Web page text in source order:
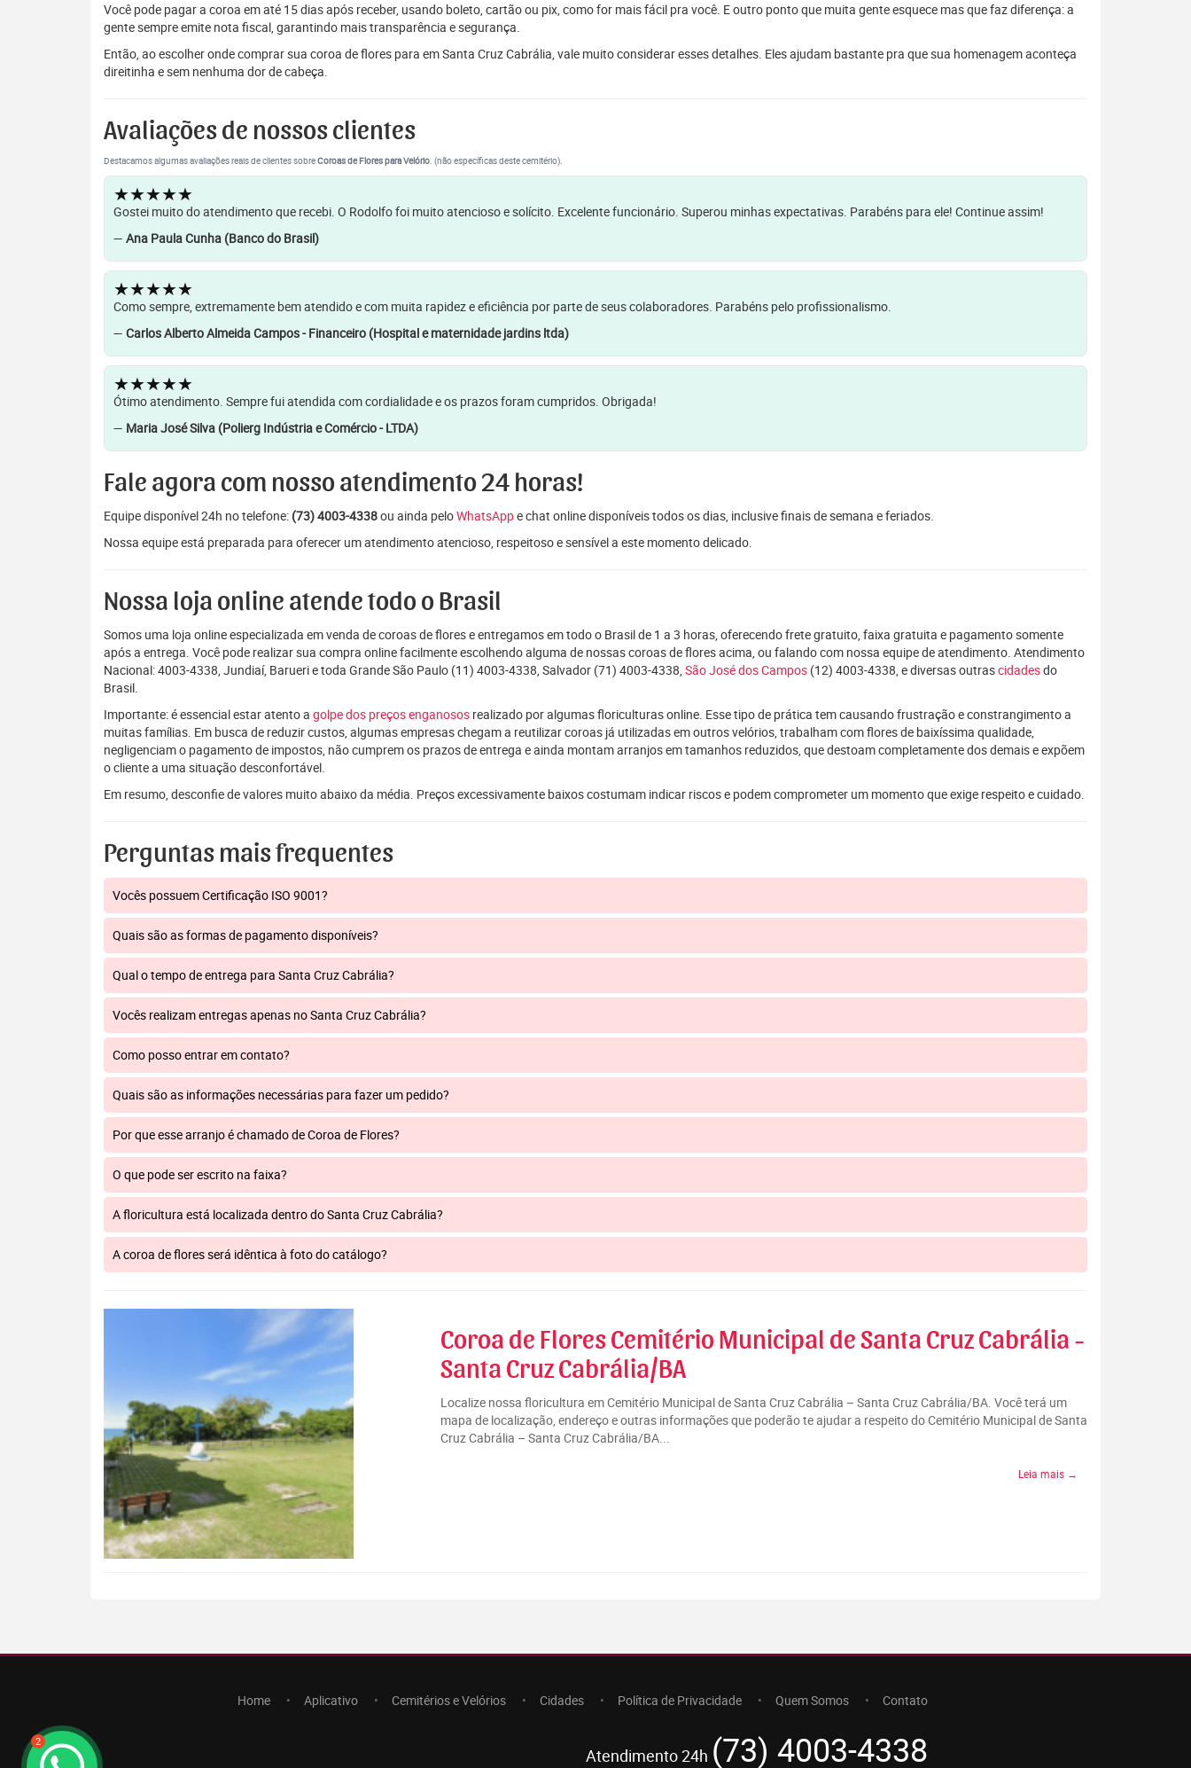
2
Você pode pagar a coroa em até 15 dias após receber, usando boleto, cartão ou pix, como for mais fácil pra você. E outro ponto que muita gente esquece mas que faz diferença: a
gente sempre emite nota fiscal, garantindo mais transparência e segurança.
Então, ao escolher onde comprar sua coroa de flores para em Santa Cruz Cabrália, vale muito considerar esses detalhes. Eles ajudam bastante pra que sua homenagem aconteça
direitinha e sem nenhuma dor de cabeça.
Avaliações de nossos clientes
Destacamos algumas avaliações reais de clientes sobreCoroas de Flores para Velório. (não específicas deste cemitério).
★★★★★
Gostei muito do atendimento que recebi. O Rodolfo foi muito atencioso e solícito. Excelente funcionário. Superou minhas expectativas. Parabéns para ele! Continue assim!
— Ana Paula Cunha (Banco do Brasil)
★★★★★
Como sempre, extremamente bem atendido e com muita rapidez e eficiência por parte de seus colaboradores. Parabéns pelo profissionalismo.
— Carlos Alberto Almeida Campos - Financeiro (Hospital e maternidade jardins ltda)
★★★★★
Ótimo atendimento. Sempre fui atendida com cordialidade e os prazos foram cumpridos. Obrigada!
— Maria José Silva (Polierg Indústria e Comércio - LTDA)
Fale agora com nosso atendimento 24 horas!
Equipe disponível 24h no telefone: (73) 4003-4338ou ainda peloWhatsAppe chat online disponíveis todos os dias, inclusive finais de semana e feriados.
Nossa equipe está preparada para oferecer um atendimento atencioso, respeitoso e sensível a este momento delicado.
Nossa loja online atende todo o Brasil
Somos uma loja online especializada em venda de coroas de flores e entregamos em todo o Brasil de 1 a 3 horas, oferecendo frete gratuito, faixa gratuita e pagamento somente
após a entrega. Você pode realizar sua compra online facilmente escolhendo alguma de nossas coroas de flores acima, ou falando com nossa equipe de atendimento. Atendimento
Nacional: 4003-4338, Jundiaí, Barueri e toda Grande São Paulo (11) 4003-4338, Salvador (71) 4003-4338, São José dos Campos (12) 4003-4338, e diversas outrascidadesdo
Brasil.
Importante: é essencial estar atento a golpe dos preços enganosos realizado por algumas floriculturas online. Esse tipo de prática tem causando frustração e constrangimento a
muitas famílias. Em busca de reduzir custos, algumas empresas chegam a reutilizar coroas já utilizadas em outros velórios, trabalham com flores de baixíssima qualidade,
negligenciam o pagamento de impostos, não cumprem os prazos de entrega e ainda montam arranjos em tamanhos reduzidos, que destoam completamente dos demais e expõem
o cliente a uma situação desconfortável.
Em resumo, desconfie de valores muito abaixo da média. Preços excessivamente baixos costumam indicar riscos e podem comprometer um momento que exige respeito e cuidado.
Perguntas mais frequentes
Vocês possuem Certificação ISO 9001?
Quais são as formas de pagamento disponíveis?
Qual o tempo de entrega para Santa Cruz Cabrália?
Vocês realizam entregas apenas no Santa Cruz Cabrália?
Como posso entrar em contato?
Quais são as informações necessárias para fazer um pedido?
Por que esse arranjo é chamado de Coroa de Flores?
O que pode ser escrito na faixa?
A floricultura está localizada dentro do Santa Cruz Cabrália?
A coroa de flores será idêntica à foto do catálogo?
Coroa de Flores Cemitério Municipal de Santa Cruz Cabrália -
Santa Cruz Cabrália/BA
Localize nossa floricultura em Cemitério Municipal de Santa Cruz Cabrália – Santa Cruz Cabrália/BA. Você terá um
mapa de localização, endereço e outras informações que poderão te ajudar a respeito do Cemitério Municipal de Santa
Cruz Cabrália – Santa Cruz Cabrália/BA...
Leia mais →
Home Aplicativo Cemitérios e Velórios Cidades Política de Privacidade Quem Somos Contato
Atendimento 24h (73) 4003-4338